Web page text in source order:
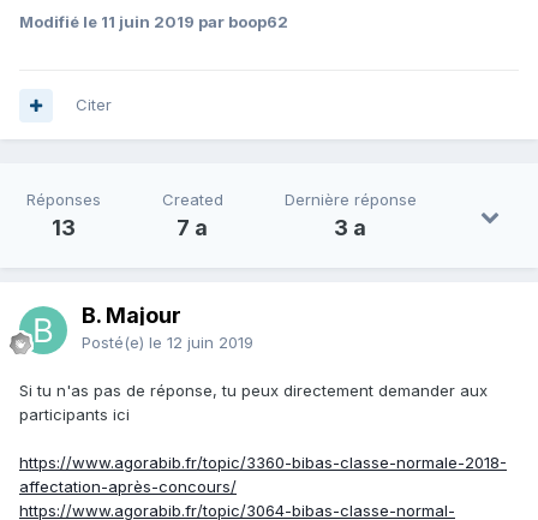
Modifié le 11 juin 2019 par boop62
Citer
Réponses
13
Created
7 a
Dernière réponse
3 a
B. Majour
Posté(e) le 12 juin 2019
Si tu n'as pas de réponse, tu peux directement demander aux
participants ici
https://www.agorabib.fr/topic/3360-bibas-classe-normale-2018-
affectation-après-concours/
https://www.agorabib.fr/topic/3064-bibas-classe-normal-